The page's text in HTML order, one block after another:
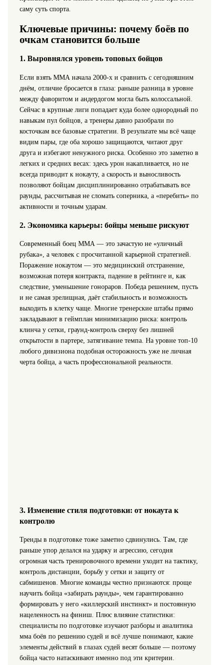
саму суть спорта.
Ключевые причины: почему боёв по
очкам становится больше
1. Выровнялся уровень топовых бойцов
Если взять ММА начала 2000‑х и сравнить с сегодняшним
днём, отличие бросается в глаза: раньше разница в уровне
между фаворитом и андердогом могла быть колоссальной.
Сейчас в крупные лиги попадает куда более однородный по
навыкам пул бойцов, а тренеры давно разобрали по
косточкам все базовые стратегии. В результате мы всё чаще
видим пары, где оба хорошо защищаются, читают друг
друга и избегают ненужного риска. Особенно это заметно в
легких и средних весах: здесь урон накапливается, но не
всегда приводит к нокауту, а скорость и выносливость
позволяют бойцам дисциплинированно отрабатывать все
раунды, рассчитывая не сломать соперника, а «перебить» по
активности и точным ударам.
2. Экономика карьеры: бойцы меньше рискуют
Современный боец ММА — это зачастую не «уличный
рубака», а человек с просчитанной карьерной стратегией.
Поражение нокаутом — это медицинский отстранение,
возможная потеря контракта, падение в рейтинге и, как
следствие, уменьшение гонораров. Победа решением, пусть
и не самая зрелищная, даёт стабильность и возможность
выходить в клетку чаще. Многие тренерские штабы прямо
закладывают в геймплан минимизацию риска: контроль
клинча у сетки, граунд‑контроль сверху без лишней
открытости в партере, затягивание темпа. На уровне топ‑10
любого дивизиона подобная осторожность уже не личная
черта бойца, а часть профессиональной реальности.
3. Изменение стиля подготовки: от нокаута к
контролю
Тренды в подготовке тоже заметно сдвинулись. Там, где
раньше упор делался на ударку и агрессию, сегодня
огромная часть тренировочного времени уходит на тактику,
контроль дистанции, борьбу у сетки и защиту от
сабмишенов. Многие команды честно признаются: проще
научить бойца «забирать раунды», чем гарантированно
формировать у него «киллерский инстинкт» и постоянную
нацеленность на финиш. Плюс влияние статистики:
специалисты по подготовке изучают разборы и аналитика
мма боёв по решению судей и всё лучше понимают, какие
элементы действий в глазах судей весят больше — поэтому
бойца часто натаскивают именно под эти критерии.